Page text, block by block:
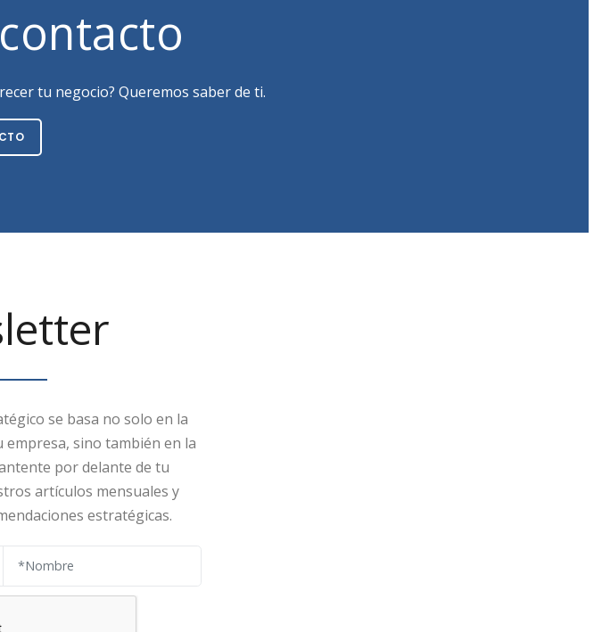
tu negocio? Queremos saber de ti.
se basa no solo en la
empresa, sino también en la
por delante de tu
artículos mensuales y
estratégicas.